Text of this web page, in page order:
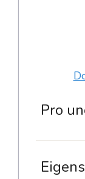
Pro